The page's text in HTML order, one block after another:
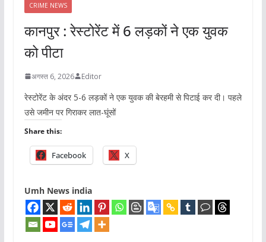
CRIME NEWS
कानपुर : रेस्टोरेंट में 6 लड़कों ने एक युवक
को पीटा
अगस्त 6, 2026 Editor
रेस्टोरेंट के अंदर 5-6 लड़कों ने एक युवक की बेरहमी से पिटाई कर दी। पहले
उसे जमीन पर गिराकर लात-घूंसों
Share this:
Facebook X
Umh News india